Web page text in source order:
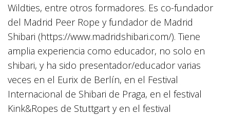
Wildties, entre otros formadores. Es co-fundador
del Madrid Peer Rope y fundador de Madrid
Shibari (https://www.madridshibari.com/). Tiene
amplia experiencia como educador, no solo en
shibari, y ha sido presentador/educador varias
veces en el Eurix de Berlín, en el Festival
Internacional de Shibari de Praga, en el festival
Kink&Ropes de Stuttgart y en el festival